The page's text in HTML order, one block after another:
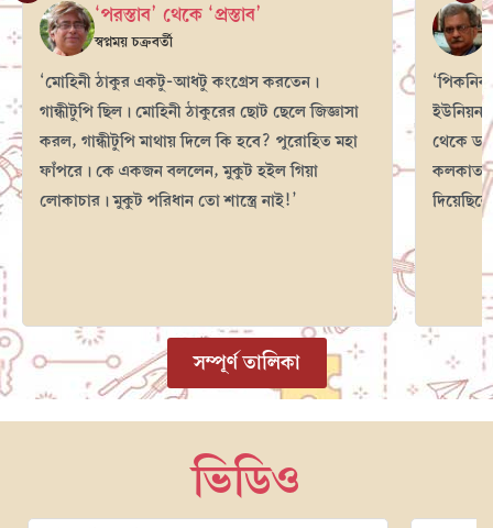
‘পরস্তাব’ থেকে ‘প্রস্তাব’
স্বপ্নময় চক্রবর্তী
‘মোহিনী ঠাকুর একটু-আধটু কংগ্রেস করতেন।
গান্ধীটুপি ছিল। মোহিনী ঠাকুরের ছোট ছেলে জিজ্ঞাসা
করল, গান্ধীটুপি মাথায় দিলে কি হবে? পুরোহিত মহা
ফাঁপরে। কে একজন বললেন, মুকুট হইল গিয়া
লোকাচার। মুকুট পরিধান তো শাস্ত্রে নাই!’
থেকে
সম্পূর্ণ তালিকা
ভিডিও